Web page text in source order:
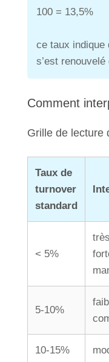
100 = 13,5%
ce taux indique
s’est
Comment
Grille de lecture
Taux de
turnover
standard
< 5%
5-10%
10-15%